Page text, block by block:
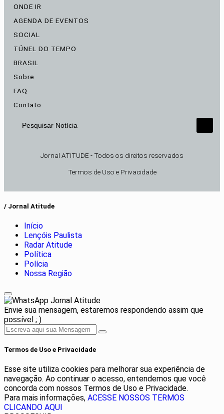
ONDE IR
AGENDA DE EVENTOS
SOCIAL
TÚNEL DO TEMPO
BRASIL
Sobre
FAQ
Contato
Pesquisar Notícia
Jornal ATITUDE - Todos os direitos reservados
Termos de Uso e Privacidade
/ Jornal Atitude
Início
Lençóis Paulista
Radar Atitude
Política
Polícia
Nossa Região
Jornal Atitude
Envie sua mensagem, estaremos respondendo assim que
possível ; )
Termos de Uso e Privacidade
Esse site utiliza cookies para melhorar sua experiência de
navegação. Ao continuar o acesso, entendemos que você
concorda com nossos Termos de Uso e Privacidade.
Para mais informações, ACESSE NOSSOS TERMOS
CLICANDO AQUI